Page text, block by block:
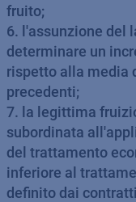
fruito;
6. l'assunzione del
determinare un
rispetto alla media
precedenti;
7. la legittima
subordinata
del trattamento
inferiore al
definito dai